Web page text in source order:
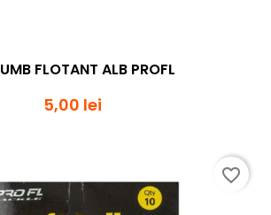
FLOTANT ALB PROFL
5,00 lei
favorite_border